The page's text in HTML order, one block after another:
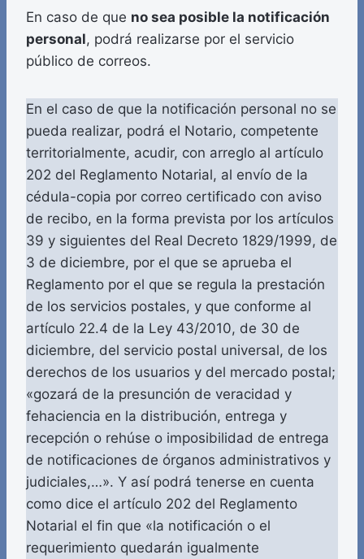
En caso de que no sea posible la notificación
personal, podrá realizarse por el servicio
público de correos.
En el caso de que la notificación personal no se
pueda realizar, podrá el Notario, competente
territorialmente, acudir, con arreglo al artículo
202 del Reglamento Notarial, al envío de la
cédula-copia por correo certificado con aviso
de recibo, en la forma prevista por los artículos
39 y siguientes del Real Decreto 1829/1999, de
3 de diciembre, por el que se aprueba el
Reglamento por el que se regula la prestación
de los servicios postales, y que conforme al
artículo 22.4 de la Ley 43/2010, de 30 de
diciembre, del servicio postal universal, de los
derechos de los usuarios y del mercado postal;
«gozará de la presunción de veracidad y
fehaciencia en la distribución, entrega y
recepción o rehúse o imposibilidad de entrega
de notificaciones de órganos administrativos y
judiciales,…». Y así podrá tenerse en cuenta
como dice el artículo 202 del Reglamento
Notarial el fin que «la notificación o el
requerimiento quedarán igualmente